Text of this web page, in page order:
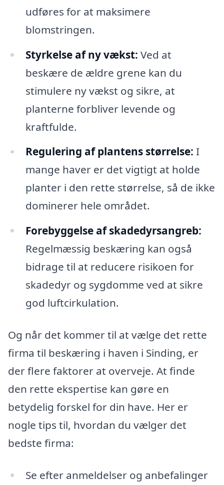
udføres for at maksimere
blomstringen.
Styrkelse af ny vækst: Ved at
beskære de ældre grene kan du
stimulere ny vækst og sikre, at
planterne forbliver levende og
kraftfulde.
Regulering af plantens størrelse: I
mange haver er det vigtigt at holde
planter i den rette størrelse, så de ikke
dominerer hele området.
Forebyggelse af skadedyrsangreb:
Regelmæssig beskæring kan også
bidrage til at reducere risikoen for
skadedyr og sygdomme ved at sikre
god luftcirkulation.
Og når det kommer til at vælge det rette
firma til beskæring i haven i Sinding, er
der flere faktorer at overveje. At finde
den rette ekspertise kan gøre en
betydelig forskel for din have. Her er
nogle tips til, hvordan du vælger det
bedste firma:
Se efter anmeldelser og anbefalinger